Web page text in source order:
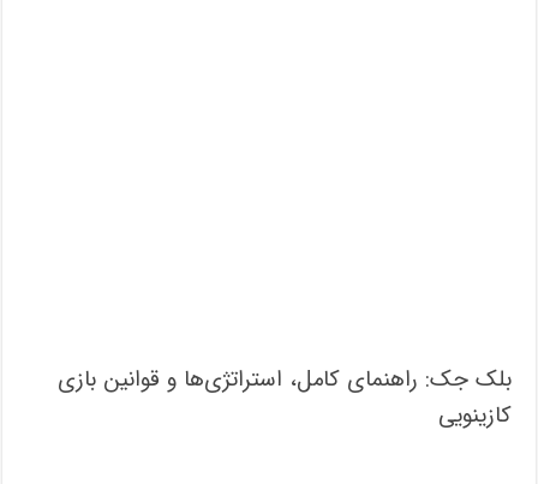
بلک جک: راهنمای کامل، استراتژی‌ها و قوانین بازی
کازینویی